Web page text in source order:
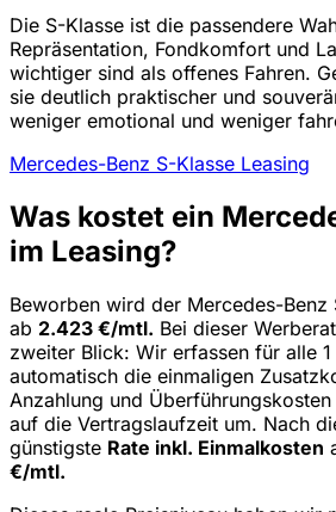
Die S-Klasse ist die passendere
Repräsentation, Fondkomfort und
wichtiger sind als offenes Fahren.
sie deutlich praktischer und
weniger emotional und weniger
Mercedes-Benz S-Klasse Leasing
Was kostet ein
im Leasing?
Beworben wird der Mercedes-Benz
ab 2.423 €/mtl. Bei dieser
zweiter Blick: Wir erfassen für alle
automatisch die einmaligen
Anzahlung und
auf die Vertragslaufzeit um. Nach
günstigste Rate inkl. Einmalkosten
€/mtl.